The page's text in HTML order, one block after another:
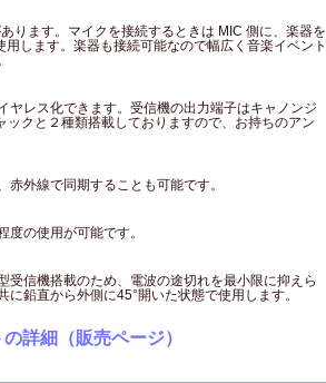
ります。マイクを接続するときは MIC 側に、楽器を
します。楽器も接続可能なので幅広く音楽イベント
ヤレス化できます。受信機の出力端子はキャノンジ
クと２種類搭載しておりますので、お持ちのアン
外線で同期することも可能です。
の使用が可能です。
受信機搭載のため、電波の途切れを最小限に抑えら
鉛直から外側に45°開いた状態で使用します。
詳細（販売ページ）